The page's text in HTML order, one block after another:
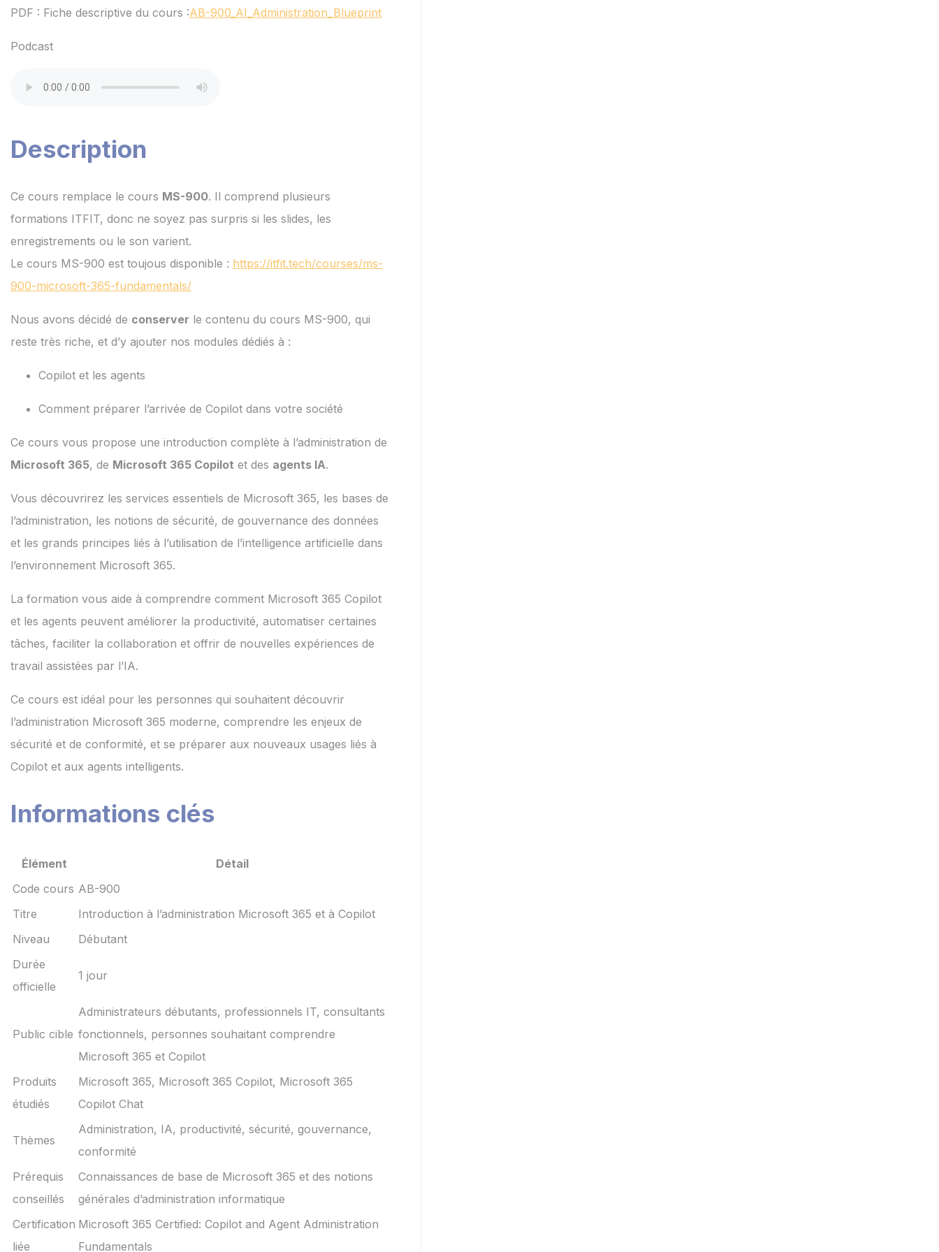
PDF : Fiche descriptive du cours :AB-900_AI_Administration_Blueprint
Podcast
Description
Ce cours remplace le cours MS-900. Il comprend plusieurs
formations ITFIT, donc ne soyez pas surpris si les slides, les
enregistrements ou le son varient.
Le cours MS-900 est toujous disponible : https://itfit.tech/courses/ms-
900-microsoft-365-fundamentals/
Nous avons décidé de conserver le contenu du cours MS-900, qui
reste très riche, et d’y ajouter nos modules dédiés à :
Copilot et les agents
Comment préparer l’arrivée de Copilot dans votre société
Ce cours vous propose une introduction complète à l’administration de
Microsoft 365, de Microsoft 365 Copilot et des agents IA.
Vous découvrirez les services essentiels de Microsoft 365, les bases de
l’administration, les notions de sécurité, de gouvernance des données
et les grands principes liés à l’utilisation de l’intelligence artificielle dans
l’environnement Microsoft 365.
La formation vous aide à comprendre comment Microsoft 365 Copilot
et les agents peuvent améliorer la productivité, automatiser certaines
tâches, faciliter la collaboration et offrir de nouvelles expériences de
travail assistées par l’IA.
Ce cours est idéal pour les personnes qui souhaitent découvrir
l’administration Microsoft 365 moderne, comprendre les enjeux de
sécurité et de conformité, et se préparer aux nouveaux usages liés à
Copilot et aux agents intelligents.
Informations clés
Élément
Détail
Code cours AB-900
Titre
Introduction à l’administration Microsoft 365 et à Copilot
Niveau
Débutant
Durée
officielle
1 jour
Public cible
Administrateurs débutants, professionnels IT, consultants
fonctionnels, personnes souhaitant comprendre
Microsoft 365 et Copilot
Produits
étudiés
Microsoft 365, Microsoft 365 Copilot, Microsoft 365
Copilot Chat
Thèmes
Administration, IA, productivité, sécurité, gouvernance,
conformité
Prérequis
conseillés
Connaissances de base de Microsoft 365 et des notions
générales d’administration informatique
Certification
liée
Microsoft 365 Certified: Copilot and Agent Administration
Fundamentals